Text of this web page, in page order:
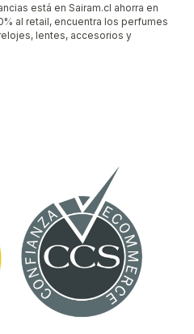
está en Sairam.cl ahorra en
al retail, encuentra los perfumes
lentes, accesorios y